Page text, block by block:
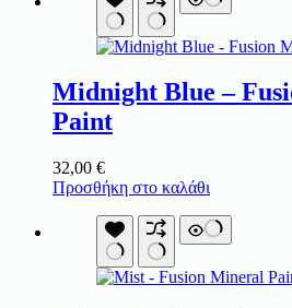
Midnight Blue –
Paint
32,00 €
Προσθήκη στο καλάθι